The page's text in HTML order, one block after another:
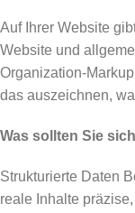
Auf Ihrer Website
Website und
Organization-
das auszeichnen,
Was sollten Sie
Strukturierte Daten
reale Inhalte